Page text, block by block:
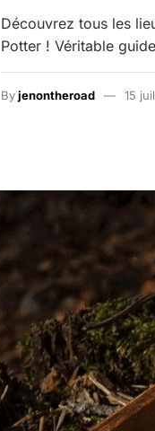
Découvrez tous les
Potter ! Véritable
Byjenontheroad 15